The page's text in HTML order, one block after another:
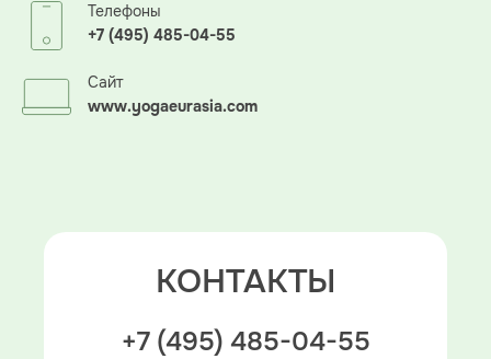
Телефоны
+7 (495) 485-04-55
Сайт
www.yogaeurasia.com
КОНТАКТЫ
+7 (495) 485-04-55